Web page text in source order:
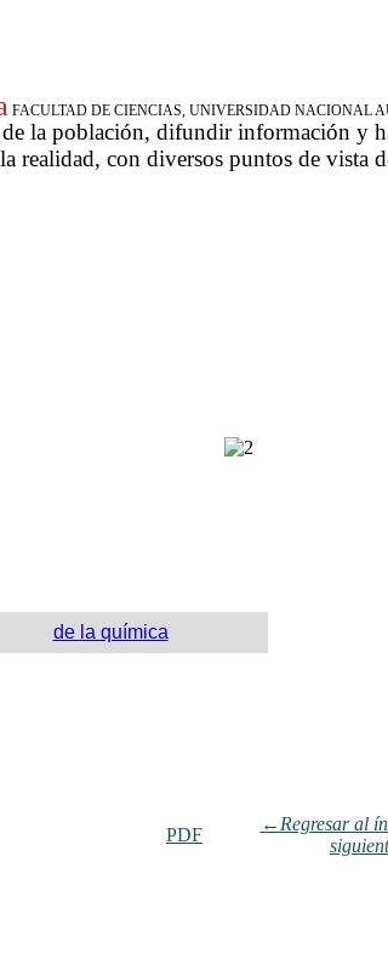
FACULTAD DE CIENCIAS, UNIVERSIDAD NACIONAL
la población, difundir información y
realidad, con diversos puntos de vista
de la química
PDF
←Regresar al